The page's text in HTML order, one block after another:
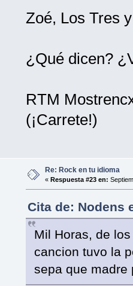
Zoé, Los Tres
¿Qué dicen?
RTM
(¡Carrete!)
Re: Rock en tu idioma
« Respuesta #23 en:
Cita de: Nodens
Mil Horas, de
cancion tuvo la
sepa que madre